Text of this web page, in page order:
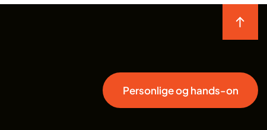
Personlige og hands-on